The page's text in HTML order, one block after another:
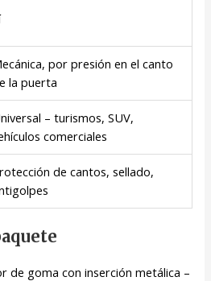
por presión en el canto
la puerta
– turismos, SUV,
comerciales
de cantos, sellado,
de goma con inserción metálica –